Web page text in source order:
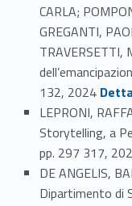
CARLA;
GREGANTI,
TRAVERSETTI,
132, 2024 Link identifier #identifier_person_88738-54
LEPRONI,
Storytelling, a
pp. 297 317,
DE ANGELIS,
Dipartimento di